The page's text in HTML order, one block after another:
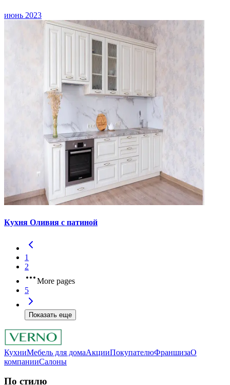
июнь 2023
Кухня Оливия с патиной
1
2
More pages
5
Показать еще
КухниМебель для домаАкцииПокупателюФраншизаО
компанииСалоны
По стилю